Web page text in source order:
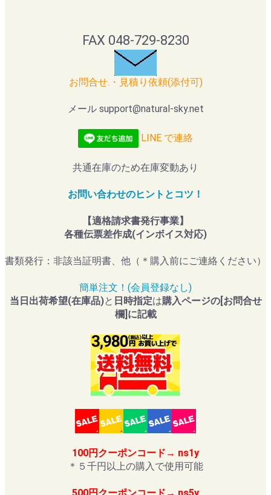
FAX 048-729-8230
お問合せ.・見積り依頼(添付可)
メール support@natural-sky.net
LINE で連絡
共通在庫のため在庫変動あり
お問い合わせのヒントとコツ！
【適格請求書発行事業】
各種伝票差作成(インボイス対応)
書類発行：非該当証明書、他（＊購入前にご連絡ください）
簡単注文！(会員登録なし)
当日出荷希望(在庫品)と 日時指定は購入ページの[お問合せ
欄]に記載
100円クーポンコード→ ns1y
＊５千円以上の購入で使用可能